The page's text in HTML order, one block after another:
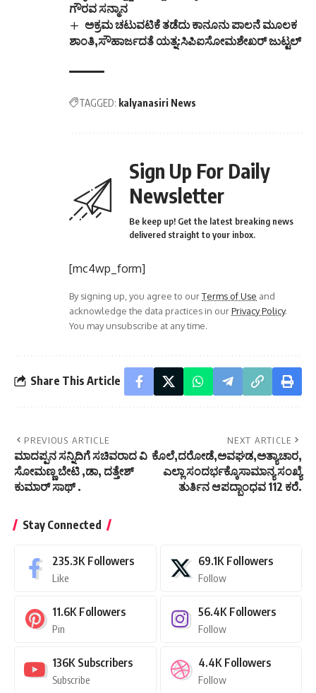
ಗೌರವ ಸನ್ಮಾನ
ಅಕ್ರಮ ಚಟುವಟಿಕೆ ತಡೆದು ಕಾನೂನು ಪಾಲನೆ ಮೂಲಕ
ಶಾಂತಿ,ಸೌಹಾರ್ಜದತೆ ಯತ್ನ:ಸಿಪಿಐಸೋಮಶೇಖರ್ ಜುಟ್ಟಲ್
TAGGED: kalyanasiri News
Sign Up For Daily
Newsletter
Be keep up! Get the latest breaking news
delivered straight to your inbox.
[mc4wp_form]
By signing up, you agree to ourTerms of Use and
acknowledge the data practices in ourPrivacy Policy.
You may unsubscribe at any time.
Share This Article
PREVIOUS ARTICLE
ಮಾದಪ್ಪನ ಸನ್ನಿದಿಗೆ ಸಚಿವರಾದ ವಿ
ಸೋಮಣ್ಣ ಬೇಟಿ ,ಡಾ, ದತ್ತೇಶ್
ಕುಮಾರ್ ಸಾಥ್ .
NEXT ARTICLE
ಕೊಲೆ,ದರೋಡೆ,ಅವಘಡ,ಅತ್ಯಾಚಾರ,
ಎಲ್ಲಾ ಸಂದರ್ಭಕ್ಕೊಸಾಮಾನ್ಯ ಸಂಖ್ಯೆ
ತುರ್ತಿನ ಆಪದ್ಬಾಂಧವ 112 ಕರೆ.
Stay Connected
235.3K Followers
Like
69.1K Followers
Follow
11.6K Followers
Pin
56.4K Followers
Follow
136K Subscribers
Subscribe
4.4K Followers
Follow